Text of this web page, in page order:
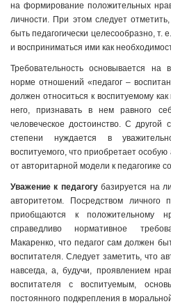
на формирование положительных
личности. При этом следует
быть педагогически целесообразно,
и восприниматься ими как
Требовательность основывается на
норме отношений «педагог –
должен относиться к воспитуемому
него, признавать в нем равного
человеческое достоинство. С
степени нуждается в
воспитуемого, что приобретает
от авторитарной модели к педагогике
Уважение к педагогубазируется на
авторитетом. Посредством личного
приобщаются к положительному
справедливо нормативное
Макаренко, что педагог сам должен
воспитателя. Следует заметить, что
навсегда, а, будучи, проявлением
воспитателя с воспитуемым,
постоянного подкрепления в